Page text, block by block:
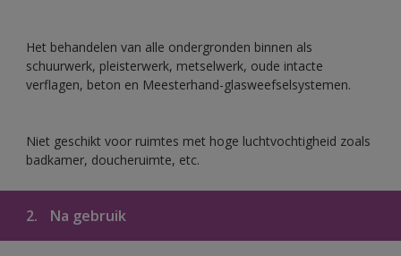
Het behandelen van alle ondergronden binnen als
schuurwerk, pleisterwerk, metselwerk, oude intacte
verflagen, beton en Meesterhand-glasweefselsystemen.
Niet geschikt voor ruimtes met hoge luchtvochtigheid zoals
badkamer, doucheruimte, etc.
2. Na gebruik